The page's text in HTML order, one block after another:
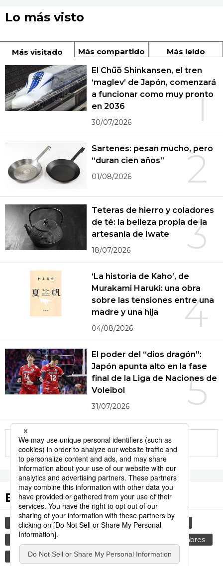
Lo más visto
Más visitado Más compartido Más leído
1
El Chūō Shinkansen, el tren
‘maglev’ de Japón, comenzará
a funcionar como muy pronto
en 2036
30/07/2026
2
Sartenes: pesan mucho, pero
“duran cien años”
01/08/2026
3
Teteras de hierro y coladores
de té: la belleza propia de la
artesanía de Iwate
18/07/2026
4
‘La historia de Kaho’, de
Murakami Haruki: una obra
sobre las tensiones entre una
madre y una hija
04/08/2026
5
El poder del “dios dragón”:
Japón apunta alto en la fase
final de la Liga de Naciones de
Voleibol
31/07/2026
More in this series
Etiquetas destacadas
cultura vida gastronomía
sociedad
cortesía
costumbres
comida
gastronomía japonesa